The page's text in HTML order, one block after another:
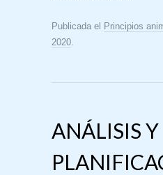
Publicada el Principios
2020
ANÁLISIS Y